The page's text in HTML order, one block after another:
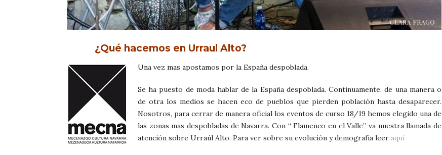
¿Qué hacemos en Urraul Alto?
Una vez mas apostamos por la España despoblada.
Se ha puesto de moda hablar de la España despoblada. Continuamente, de una manera o
de otra los medios se hacen eco de pueblos que pierden población hasta desaparecer.
Nosotros, para cerrar de manera oficial los eventos de curso 18/19 hemos elegido una de
las zonas mas despobladas de Navarra. Con “ Flamenco en el Valle” va nuestra llamada de
atención sobre Urraúl Alto. Para ver sobre su evolución y demografía leer aquí